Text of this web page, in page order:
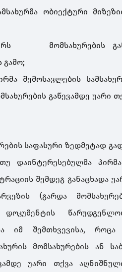
ობიექტური
მომსახურების
გამო;
შემოსავლების
გაწევამდე უარი
საფასური ზედმეტად
დაინტერესებულმა პირმა
შემდეგ განაცხადა
(გარდა
იმ შემთხვევისა, როცა
მომსახურების ან
უარი თქვა